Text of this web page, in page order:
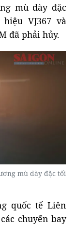
mù dày đặc
VJ367 và
đã phải hủy.
mù dày đặc tối
quốc tế Liên
chuyến bay